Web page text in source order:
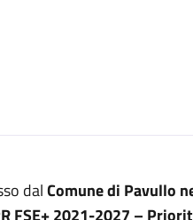
dalComune di Pavullo